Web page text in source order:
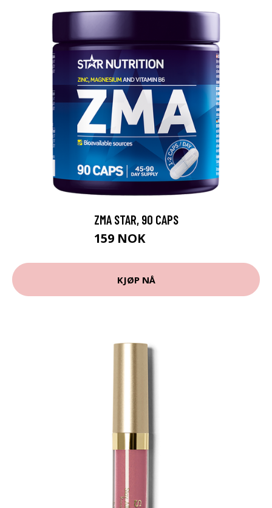
ZMA STAR, 90 CAPS
159 NOK
KJØP NÅ